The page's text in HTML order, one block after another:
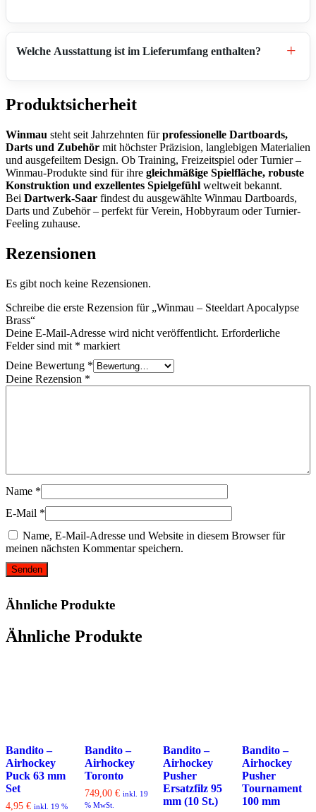
Welche Ausstattung ist im Lieferumfang enthalten? +
Produktsicherheit
Winmau steht seit Jahrzehnten fürprofessionelle Dartboards,
Darts und Zubehör mit höchster Präzision, langlebigen Materialien
und ausgefeiltem Design. Ob Training, Freizeitspiel oder Turnier –
Winmau-Produkte sind für ihre gleichmäßige Spielfläche, robuste
Konstruktion und exzellentes Spielgefühl weltweit bekannt.
Bei Dartwerk-Saar findest du ausgewählte Winmau Dartboards,
Darts und Zubehör – perfekt für Verein, Hobbyraum oder Turnier-
Feeling zuhause.
Rezensionen
Es gibt noch keine Rezensionen.
Schreibe die erste Rezension für „Winmau – Steeldart Apocalypse
Brass“
Deine E-Mail-Adresse wird nicht veröffentlicht. Erforderliche
Felder sind mit * markiert
Deine Bewertung *
Deine Rezension *
Name *
E-Mail *
Name, E-Mail-Adresse und Website in diesem Browser für
meinen nächsten Kommentar speichern.
Ähnliche Produkte
Ähnliche Produkte
Bandito –
Airhockey
Puck 63 mm
Set
4,95 € inkl. 19 %
Bandito –
Airhockey
Toronto
749,00 € inkl. 19
% MwSt.
Bandito –
Airhockey
Pusher
Ersatzfilz 95
mm (10 St.)
Bandito –
Airhockey
Pusher
Tournament
100 mm